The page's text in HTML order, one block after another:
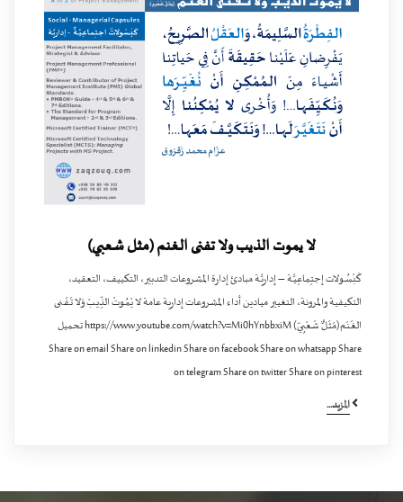
لا يموت الذيب ولا تفنى الغنم (مثل شعبي)
كَبْسُـولات إجتِماعِيَّـة – إداريَّـة مبادئ إدارة المشروعات التدبير، التكييف، التعقيد،
التكيفية والمرونة، التغيير ميادين أداء المشروعات إدارية عامة لا يْمُـوتْ الذِّيـبْ وَلا تَـفْـنى
الغَـنَم(مَثَـلٌ شَعْبِيّ) https://www.youtube.com/watch?v=Mi0hYnbbxiM تحميل
Share on email Share on linkedin Share on facebook Share on whatsapp Share
on telegram Share on twitter Share on pinterest
المزيد...